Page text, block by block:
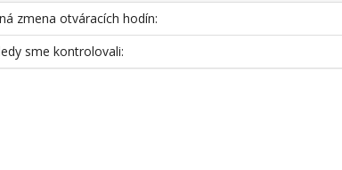
zmena otváracích hodín:
sme kontrolovali: